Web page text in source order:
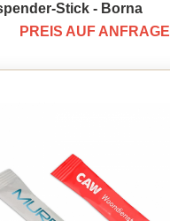
Stick - Borna
PREIS AUF ANFRAGE